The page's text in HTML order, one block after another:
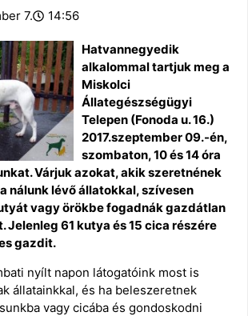
7. 14:56
Hatvannegyedik
alkalommal tartjuk meg a
Miskolci
Állategészségügyi
Telepen (Fonoda u. 16.)
2017.szeptember 09.-én,
szombaton, 10 és 14 óra
Várjuk azokat, akik szeretnének
nálunk lévő állatokkal, szívesen
vagy örökbe fogadnák gazdátlan
Jelenleg 61 kutya és 15 cica részére
gazdit.
nyílt napon látogatóink most is
állatainkkal, és ha beleszeretnek
vagy cicába és gondoskodni